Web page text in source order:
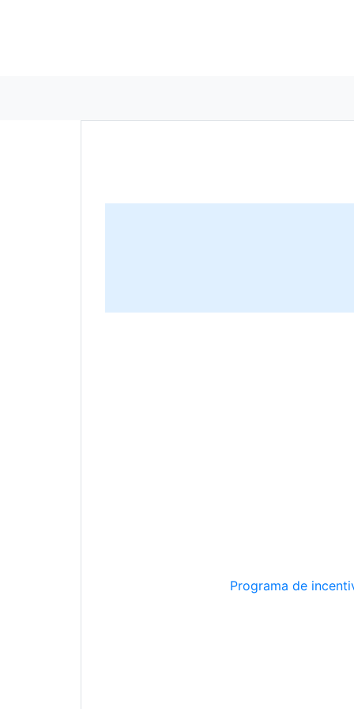
Programa de